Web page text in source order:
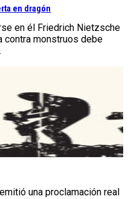
en dragón
en él Friedrich Nietzsche
contra monstruos debe
una proclamación real